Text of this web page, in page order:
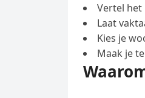
Vertel het
Laat
Kies je
Maak je